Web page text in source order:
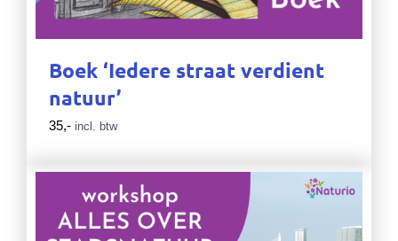
Boek ‘Iedere straat verdient
natuur’
35,- incl. btw